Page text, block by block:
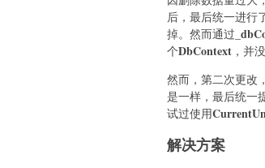
后，最后统一进行
掉。然而通过
个DbContext ，并
然而，第二次更改
是一样，最后统一
试过使用
解决方案